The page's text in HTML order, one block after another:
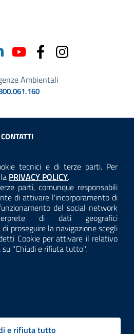
tecnici e di terze parti. Per
Consulta la
PRIVACY POLICY.
parti, comunque responsabili
di attivare l'incorporamento di
del social network
di dati geografici
di proseguire la navigazione scegli
Cookie per attivare il relativo
"Chiudi e rifiuta tutto".
e rifiuta tutto
Ambientali
CONTATTI
E PRIVACY
TEMI A-Z
dati fare riferimento al regolamento
aquesta pagina